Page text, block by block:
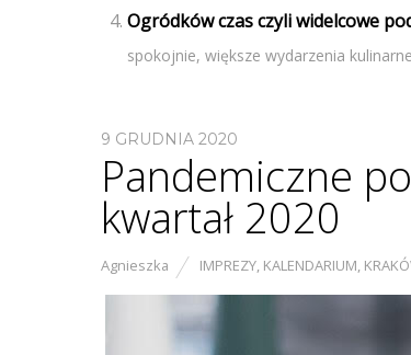
Ogródków czas czyli widelcowe
spokojnie, większe wydarzenia
9 GRUDNIA 2020
Pandemiczne
kwartał 2020
Agnieszka IMPREZY, KALENDARIUM,